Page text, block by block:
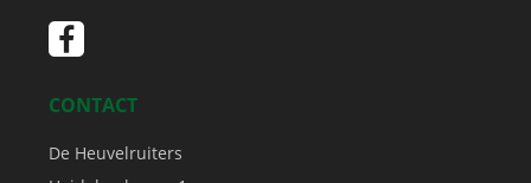
CONTACT
De Heuvelruiters